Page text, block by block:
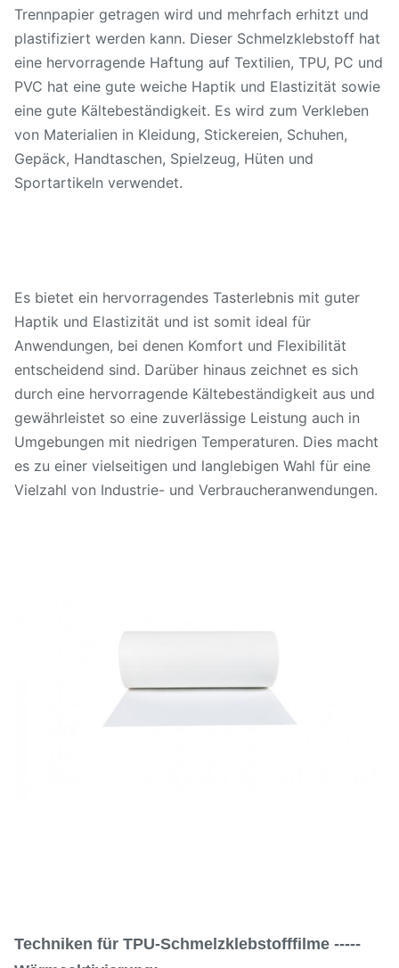
Trennpapier getragen wird und mehrfach erhitzt und
plastifiziert werden kann. Dieser Schmelzklebstoff hat
eine hervorragende Haftung auf Textilien, TPU, PC und
PVC hat eine gute weiche Haptik und Elastizität sowie
eine gute Kältebeständigkeit. Es wird zum Verkleben
von Materialien in Kleidung, Stickereien, Schuhen,
Gepäck, Handtaschen, Spielzeug, Hüten und
Sportartikeln verwendet.
Es bietet ein hervorragendes Tasterlebnis mit guter
Haptik und Elastizität und ist somit ideal für
Anwendungen, bei denen Komfort und Flexibilität
entscheidend sind. Darüber hinaus zeichnet es sich
durch eine hervorragende Kältebeständigkeit aus und
gewährleistet so eine zuverlässige Leistung auch in
Umgebungen mit niedrigen Temperaturen. Dies macht
es zu einer vielseitigen und langlebigen Wahl für eine
Vielzahl von Industrie- und Verbraucheranwendungen.
Techniken für TPU-Schmelzklebstofffilme -----